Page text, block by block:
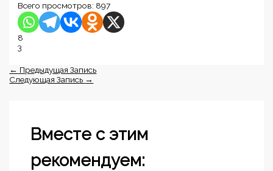
Всего просмотров: 897
8
3
← Предыдущая Запись
Следующая Запись →
Вместе с этим
рекомендуем: